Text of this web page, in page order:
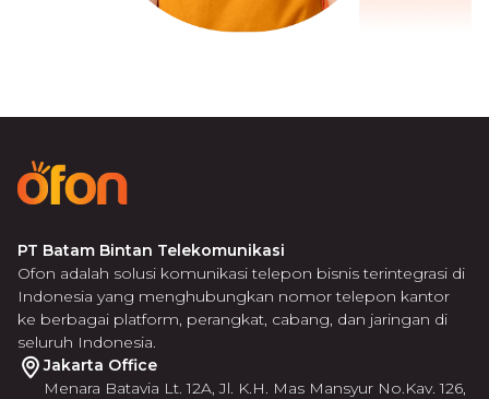
PT Batam Bintan Telekomunikasi
Ofon adalah solusi komunikasi telepon bisnis terintegrasi di
Indonesia yang menghubungkan nomor telepon kantor
ke berbagai platform, perangkat, cabang, dan jaringan di
seluruh Indonesia.
Jakarta Office
Menara Batavia Lt. 12A, Jl. K.H. Mas Mansyur No.Kav. 126,